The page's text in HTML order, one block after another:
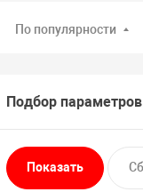
сход-развал
По популярности
Подбор параметров